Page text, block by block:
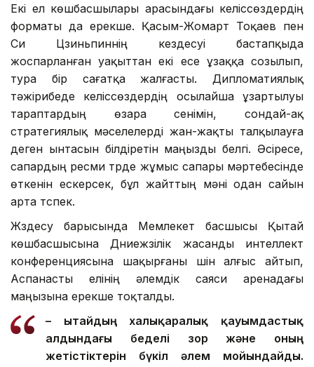
Екі ел көшбасшылары арасындағы келіссөздердің
форматы да ерекше. Қасым-Жомарт Тоқаев пен
Си Цзиньпиннің кездесуі бастапқыда
жоспарланған уақыттан екі есе ұзаққа созылып,
тура бір сағатқа жалғасты. Дипломатиялық
тәжірибеде келіссөздердің осылайша ұзартылуы
тараптардың өзара сенімін, сондай-ақ
стратегиялық мәселелерді жан-жақты талқылауға
деген ынтасын білдіретін маңызды белгі. Әсіресе,
сапардың ресми түрде жұмыс сапары мәртебесінде
өткенін ескерсек, бұл жайттың мәні одан сайын
арта түспек.
Жүздесу барысында Мемлекет басшысы Қытай
көшбасшысына Дүниежүзілік жасанды интеллект
конференциясына шақырғаны үшін алғыс айтып,
Аспанасты елінің әлемдік саяси аренадағы
маңызына ерекше тоқталды.
– Қытайдың халықаралық қауымдастық
алдындағы беделі зор және оның
жетістіктерін бүкіл әлем мойындайды.